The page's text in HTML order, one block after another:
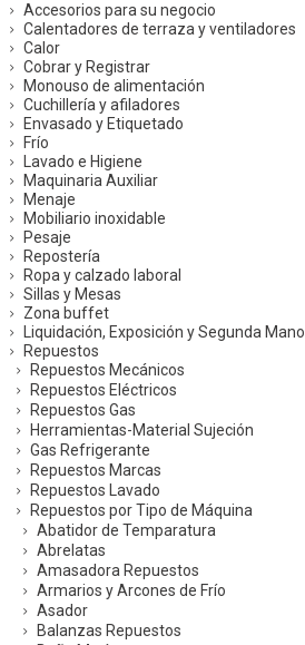
Accesorios para su negocio
Calentadores de terraza y ventiladores
Calor
Cobrar y Registrar
Monouso de alimentación
Cuchillería y afiladores
Envasado y Etiquetado
Frío
Lavado e Higiene
Maquinaria Auxiliar
Menaje
Mobiliario inoxidable
Pesaje
Repostería
Ropa y calzado laboral
Sillas y Mesas
Zona buffet
Liquidación, Exposición y Segunda Mano
Repuestos
Repuestos Mecánicos
Repuestos Eléctricos
Repuestos Gas
Herramientas-Material Sujeción
Gas Refrigerante
Repuestos Marcas
Repuestos Lavado
Repuestos por Tipo de Máquina
Abatidor de Temparatura
Abrelatas
Amasadora Repuestos
Armarios y Arcones de Frío
Asador
Balanzas Repuestos